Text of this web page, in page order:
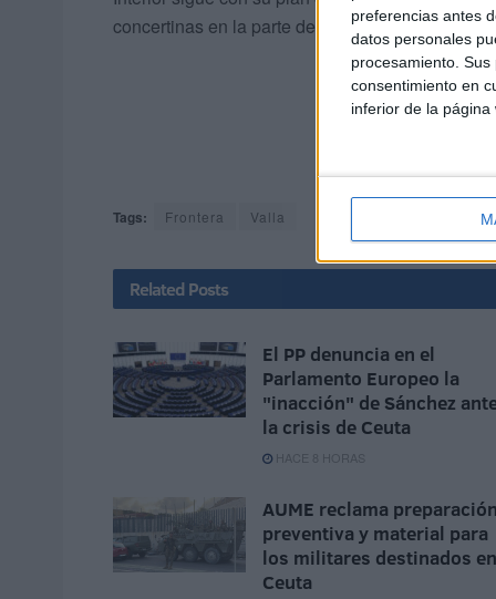
preferencias antes
datos personales
procesamiento.
consentimiento en
inferior de la página
concertinas en la parte del vallado más próximo
Tags: Frontera Valla
Related Posts
El PP denuncia en el
Parlamento Europeo la
"inacción" de Sánchez
la crisis de Ceuta
HACE 8 HORAS
AUME reclama preparación
preventiva y material para
los militares destinados en
Ceuta